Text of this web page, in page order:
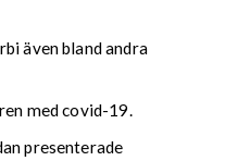
även bland andra
med covid-19.
presenterade